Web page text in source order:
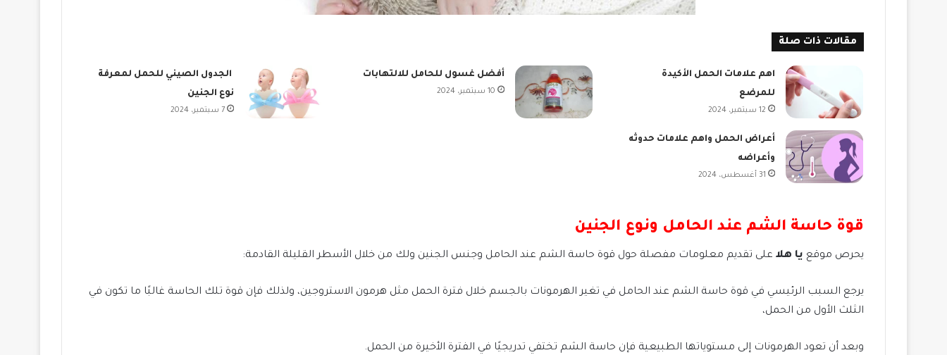
مقالات ذات صلة
اهم علامات الحمل الأكيدة
للمرضع
12 سبتمبر، 2024
أفضل غسول للحامل للالتهابات
10 سبتمبر، 2024
الجدول الصيني للحمل لمعرفة
نوع الجنين
7 سبتمبر، 2024
أعراض الحمل واهم علامات حدوثه
وأعراضه
31 أغسطس، 2024
قوة حاسة الشم عند الحامل ونوع الجنين
يحرص موقع يا هلا على تقديم معلومات مفصلة حول قوة حاسة الشم عند الحامل وجنس الجنين ولك من خلال الأسطر القليلة القادمة:
يرجع السبب الرئيسي في قوة حاسة الشم عند الحامل في تغير الهرمونات بالجسم خلال فترة الحمل مثل هرمون الاستروجين، ولذلك فإن قوة تلك الحاسة غالبًا ما تكون في
الثلث الأول من الحمل،
وبعد أن تعود الهرمونات إلى مستوياتها الطبيعية فإن حاسة الشم تختفي تدريجيًا في الفترة الأخيرة من الحمل.